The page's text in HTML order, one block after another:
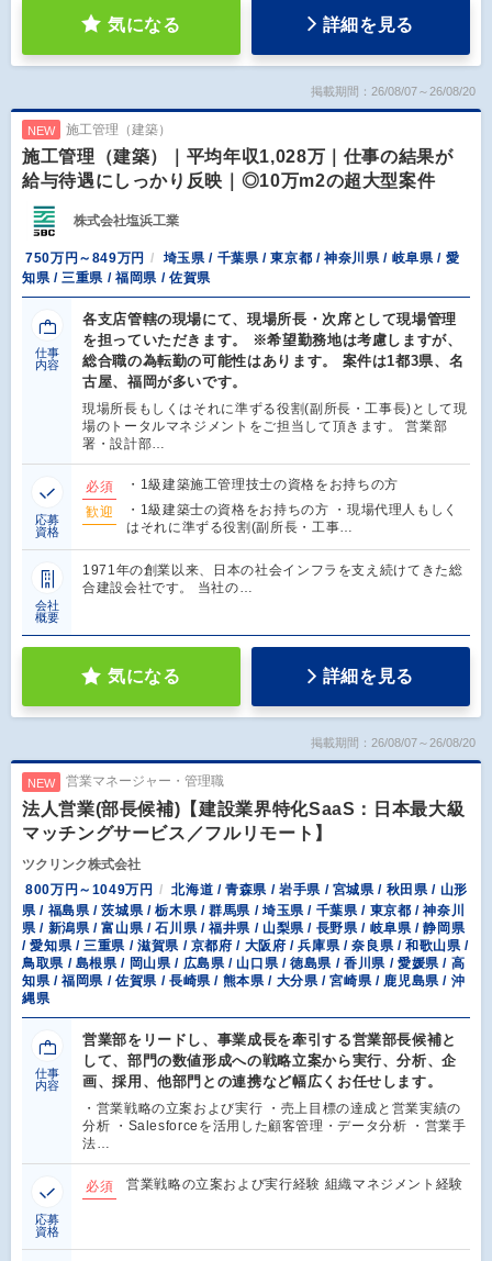
気になる 詳細を見る
掲載期間：26/08/07～26/08/20
NEW 施工管理（建築）
施工管理（建築）｜平均年収1,028万｜仕事の結果が
給与待遇にしっかり反映｜◎10万m2の超大型案件
株式会社塩浜工業
750万円～849万円
埼玉県 / 千葉県 / 東京都 / 神奈川県 / 岐阜県 / 愛
知県 / 三重県 / 福岡県 / 佐賀県
仕事
内容
各支店管轄の現場にて、現場所長・次席として現場管理
を担っていただきます。 ※希望勤務地は考慮しますが、
総合職の為転勤の可能性はあります。 案件は1都3県、名
古屋、福岡が多いです。
現場所長もしくはそれに準ずる役割(副所長・工事長)として現
場のトータルマネジメントをご担当して頂きます。 営業部
署・設計部…
応募
資格
必須
・1級建築施工管理技士の資格をお持ちの方
歓迎
・1級建築士の資格をお持ちの方 ・現場代理人もしく
はそれに準ずる役割(副所長・工事…
会社
概要
1971年の創業以来、日本の社会インフラを支え続けてきた総
合建設会社です。 当社の…
気になる 詳細を見る
掲載期間：26/08/07～26/08/20
NEW 営業マネージャー・管理職
法人営業(部長候補)【建設業界特化SaaS：日本最大級
マッチングサービス／フルリモート】
ツクリンク株式会社
800万円～1049万円
北海道 / 青森県 / 岩手県 / 宮城県 / 秋田県 / 山形
県 / 福島県 / 茨城県 / 栃木県 / 群馬県 / 埼玉県 / 千葉県 / 東京都 / 神奈川
県 / 新潟県 / 富山県 / 石川県 / 福井県 / 山梨県 / 長野県 / 岐阜県 / 静岡県
/ 愛知県 / 三重県 / 滋賀県 / 京都府 / 大阪府 / 兵庫県 / 奈良県 / 和歌山県 /
鳥取県 / 島根県 / 岡山県 / 広島県 / 山口県 / 徳島県 / 香川県 / 愛媛県 / 高
知県 / 福岡県 / 佐賀県 / 長崎県 / 熊本県 / 大分県 / 宮崎県 / 鹿児島県 / 沖
縄県
仕事
内容
営業部をリードし、事業成長を牽引する営業部長候補と
して、部門の数値形成への戦略立案から実行、分析、企
画、採用、他部門との連携など幅広くお任せします。
・営業戦略の立案および実行 ・売上目標の達成と営業実績の
分析 ・Salesforceを活用した顧客管理・データ分析 ・営業手
法…
応募
資格
必須 営業戦略の立案および実行経験 組織マネジメント経験